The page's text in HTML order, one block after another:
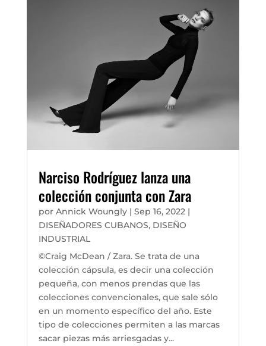
Narciso Rodríguez lanza una
colección conjunta con Zara
por Annick Woungly| Sep 16, 2022|
DISEÑADORES CUBANOS, DISEÑO
INDUSTRIAL
©Craig McDean / Zara. Se trata de una
colección cápsula, es decir una colección
pequeña, con menos prendas que las
colecciones convencionales, que sale sólo
en un momento específico del año. Este
tipo de colecciones permiten a las marcas
sacar piezas más arriesgadas y...